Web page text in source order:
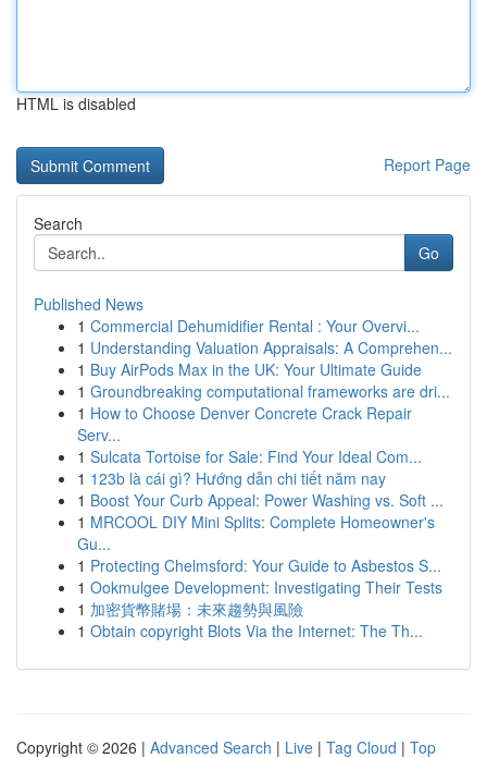
HTML is disabled
Report Page
Search
Go
Published News
1 Commercial Dehumidifier Rental : Your Overvi...
1 Understanding Valuation Appraisals: A Comprehen...
1 Buy AirPods Max in the UK: Your Ultimate Guide
1 Groundbreaking computational frameworks are dri...
1 How to Choose Denver Concrete Crack Repair
Serv...
1 Sulcata Tortoise for Sale: Find Your Ideal Com...
1 123b là cái gì? Hướng dẫn chi tiết năm nay
1 Boost Your Curb Appeal: Power Washing vs. Soft ...
1 MRCOOL DIY Mini Splits: Complete Homeowner's
Gu...
1 Protecting Chelmsford: Your Guide to Asbestos S...
1 Ookmulgee Development: Investigating Their Tests
1 加密貨幣賭場：未來趨勢與風險
1 Obtain copyright Blots Via the Internet: The Th...
Copyright © 2026 | Advanced Search | Live | Tag Cloud | Top